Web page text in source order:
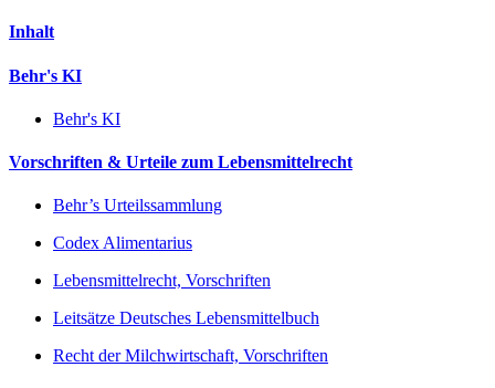
Inhalt
Behr's KI
Behr's KI
Vorschriften & Urteile zum Lebensmittelrecht
Behr’s Urteilssammlung
Codex Alimentarius
Lebensmittelrecht, Vorschriften
Leitsätze Deutsches Lebensmittelbuch
Recht der Milchwirtschaft, Vorschriften